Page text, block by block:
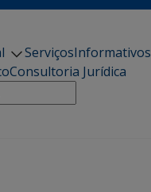
ServiçosInformativos
Consultoria Jurídica